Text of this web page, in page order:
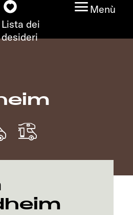
Lista dei
desideri
Menù
vostro